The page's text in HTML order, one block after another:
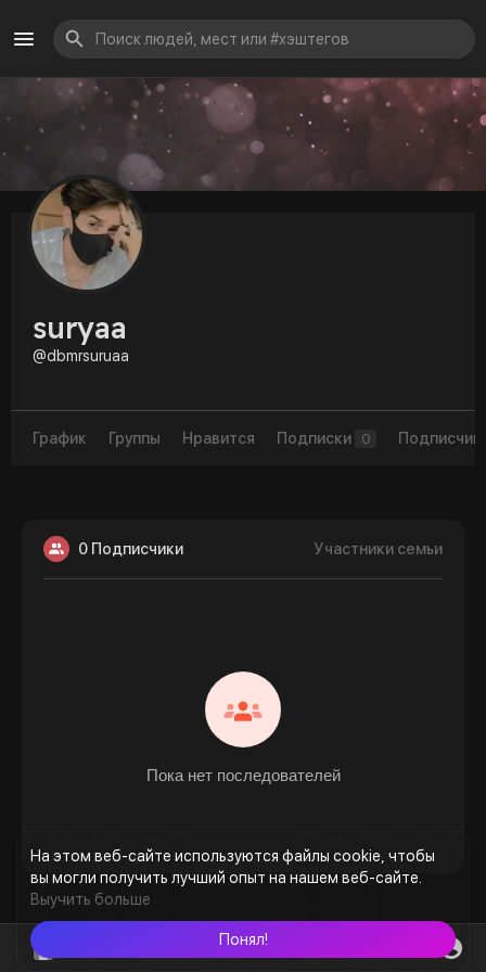
На этом веб-сайте используются файлы cookie, чтобы
вы могли получить лучший опыт на нашем веб-сайте.
Выучить больше
Понял!
suryaa
@dbmrsuruaa
График Группы Нравится Подписки 0
0 Подписчики Участники семьи
Пока нет последователей